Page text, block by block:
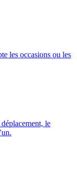
les occasions ou les
le